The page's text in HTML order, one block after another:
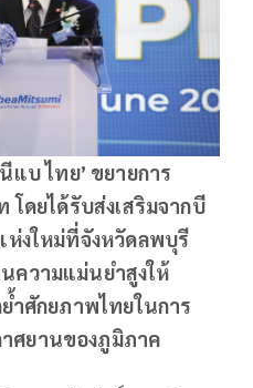
แบ ไทย’ ขยายการ
โดยได้รับส่งเสริมจากบี
ห่งใหม่ที่จังหวัดลพบุรี
ความแม่นยำสูงให้
ำศักยภาพไทยในการ
ศยานของภูมิภาค